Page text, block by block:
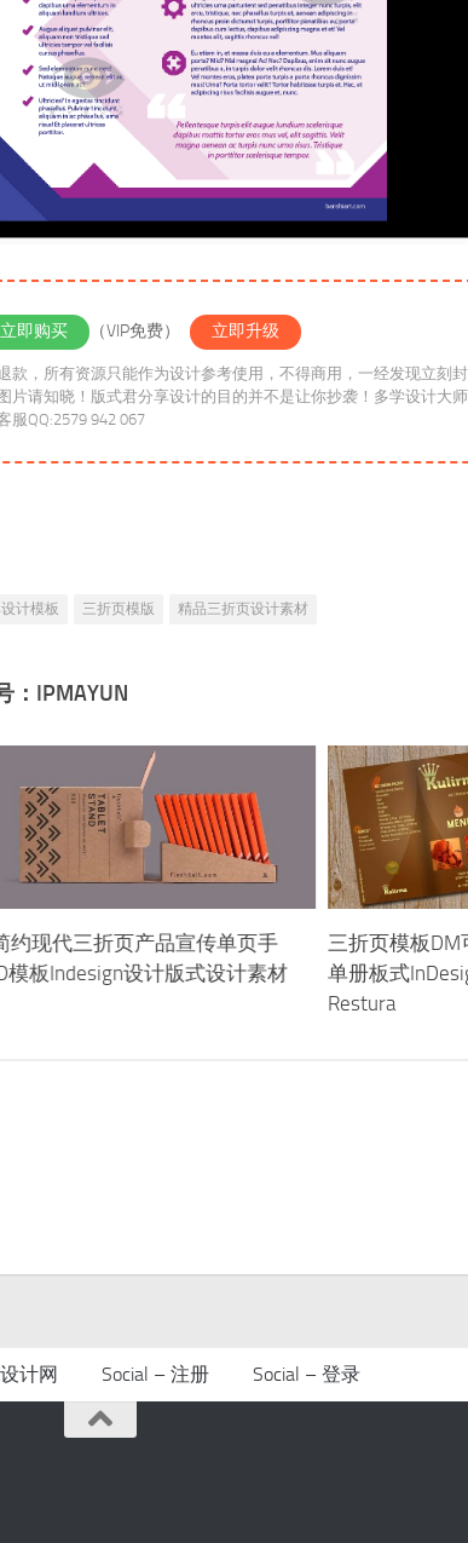
立即购买 （VIP免费） 立即升级
款，所有资源只能作为设计参考使用，不得商用，一经发现立刻封
片请知晓！版式君分享设计的目的并不是让你抄袭！多学设计大
维方式才是本站的核心目的！客服QQ:2579 942 067
计模板 三折页模版 精品三折页设计素材
：IPMAYUN
约现代三折页产品宣传单页手
模板Indesign设计版式设计素材
三折页模板
单册板式
Restura
计网 Social – 注册 Social – 登录